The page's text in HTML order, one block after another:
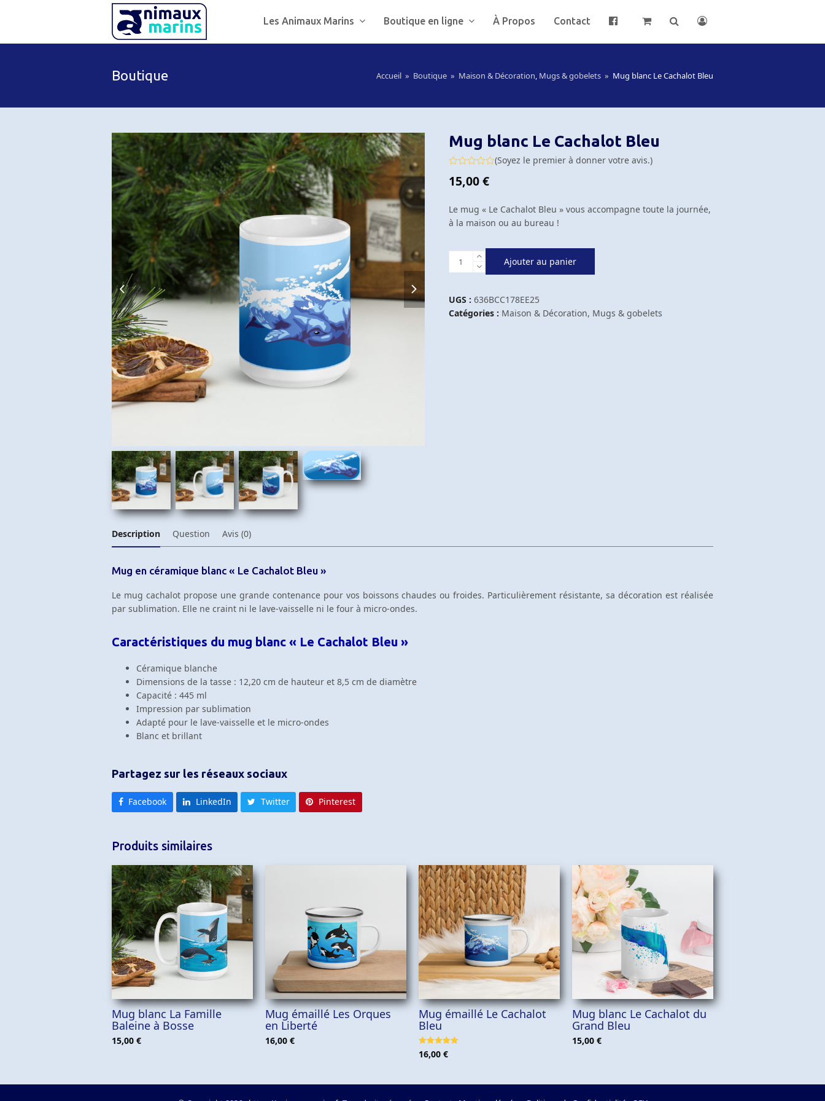
Les Animaux Marins Boutique en ligne À Propos Contact
Boutique Accueil » Boutique » Maison & Décoration, Mugs & gobelets » Mug blanc Le Cachalot Bleu
previous
slide
slide
Mug blanc Le Cachalot Bleu
0
(Soyez le premier à donner votre avis.)
15,00€
Le mug « Le Cachalot Bleu » vous accompagne toute la journée,
à la maison ou au bureau !
quantité
blanc
Le
Ajouter au panier
UGS : 636BCC178EE25
Catégories : Maison & Décoration, Mugs & gobelets
Description Question Avis (0)
Mug en céramique blanc « Le Cachalot Bleu »
Le mug cachalot propose une grande contenance pour vos boissons chaudes ou froides. Particulièrement résistante, sa décoration est réalisée
par sublimation. Elle ne craint ni le lave-vaisselle ni le four à micro-ondes.
Caractéristiques du mug blanc « Le Cachalot Bleu »
Céramique blanche
Dimensions de la tasse : 12,20 cm de hauteur et 8,5 cm de diamètre
Capacité : 445 ml
Impression par sublimation
Adapté pour le lave-vaisselle et le micro-ondes
Blanc et brillant
Partagez sur les réseaux sociaux
Facebook LinkedIn Twitter Pinterest
Produits similaires
AJOUTER AU PANIER
Mug blanc La Famille
Baleine à Bosse
15,00 €
AJOUTER AU PANIER
Mug émaillé Les Orques
en Liberté
16,00 €
AJOUTER AU PANIER
Mug émaillé Le Cachalot
Bleu
Note5.00
sur 5
16,00 €
AJOUTER AU PANIER
Mug blanc Le Cachalot du
Grand Bleu
15,00 €